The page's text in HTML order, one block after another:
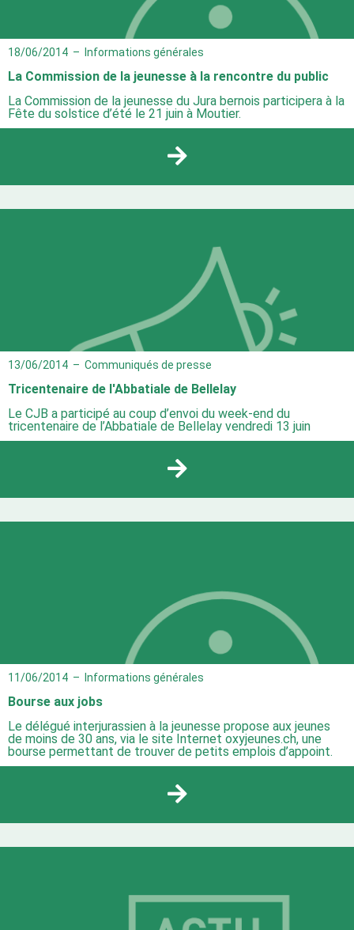
18/06/2014 – Informations générales
La Commission de la jeunesse à la rencontre du public
La Commission de la jeunesse du Jura bernois participera à la
Fête du solstice d’été le 21 juin à Moutier.
13/06/2014 – Communiqués de presse
Tricentenaire de l'Abbatiale de Bellelay
Le CJB a participé au coup d’envoi du week-end du
tricentenaire de l’Abbatiale de Bellelay vendredi 13 juin
11/06/2014 – Informations générales
Bourse aux jobs
Le délégué interjurassien à la jeunesse propose aux jeunes
de moins de 30 ans, via le site Internet oxyjeunes.ch, une
bourse permettant de trouver de petits emplois d’appoint.